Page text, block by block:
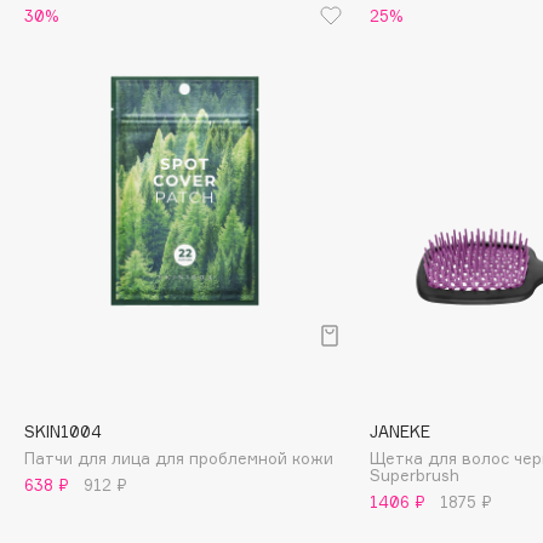
Capelli Dorati
Carbon Theory
Carolina Herrera
Clinique
Clive Christian
30%
SKIN1004
Патчи для лица для проблемной кожи
638 ₽
912 ₽
25%
JANEKE
Щетка для волос
Superbrush
1406 ₽
1875 ₽